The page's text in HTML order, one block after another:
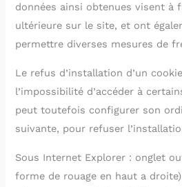
données ainsi obtenues visent à
ultérieure sur le site, et ont
permettre diverses mesures de
Le refus d’installation d’un
l’impossibilité d’accéder à
peut toutefois configurer son
suivante, pour refuser
Sous Internet Explorer : onglet
forme de rouage en haut a